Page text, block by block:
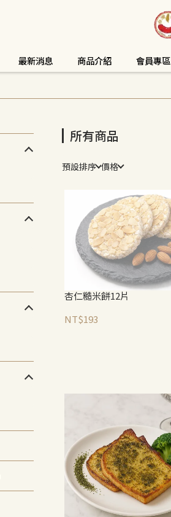
最新消息 商品介紹 會員專區
所有商品
預設排序 價格
杏仁糙米餅12片
NT$193